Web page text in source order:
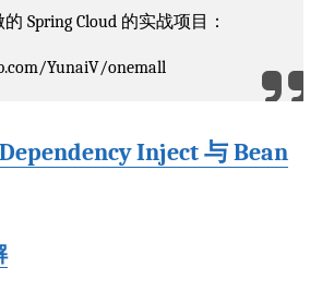
Spring Cloud 的实战项目：
YunaiV/onemall
Inject 与 Bean